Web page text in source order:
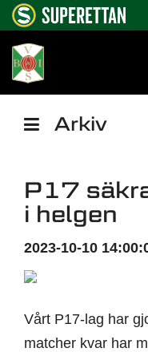
Arkiv
P17
i helgen
2023-10-10
Vårt P17-lag har
matcher kvar har